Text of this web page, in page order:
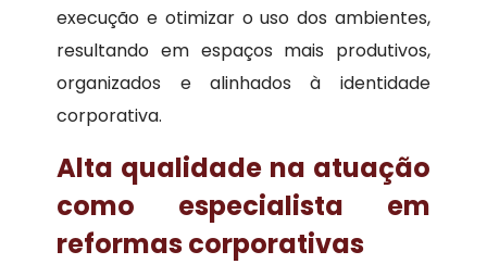
execução e otimizar o uso dos ambientes,
resultando em espaços mais produtivos,
organizados e alinhados à identidade
corporativa.
Alta qualidade na atuação
como especialista em
reformas corporativas